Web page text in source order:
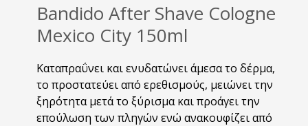
Bandido After Shave Cologne
Mexico City 150ml
Καταπραΰνει και ενυδατώνει άμεσα το δέρμα,
το προστατεύει από ερεθισμούς, μειώνει την
ξηρότητα μετά το ξύρισμα και προάγει την
επούλωση των πληγών ενώ ανακουφίζει από